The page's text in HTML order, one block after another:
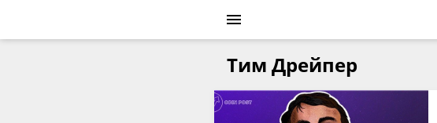
Тим Дрейпер